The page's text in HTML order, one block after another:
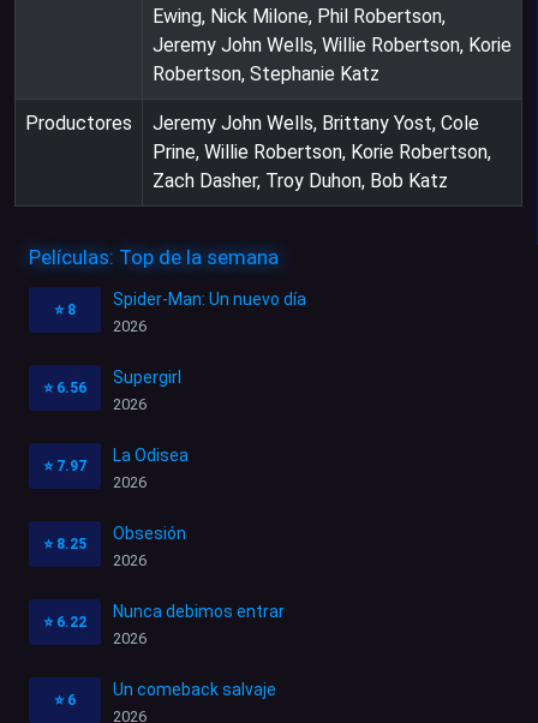
Ewing, Nick Milone, Phil Robertson,
Jeremy John Wells, Willie Robertson, Korie
Robertson, Stephanie Katz
Productores
Jeremy John Wells, Brittany Yost, Cole
Prine, Willie Robertson, Korie Robertson,
Zach Dasher, Troy Duhon, Bob Katz
Películas: Top de la semana
⭐ 8
Spider-Man: Un nuevo día
2026
⭐ 6.56
Supergirl
2026
⭐ 7.97
La Odisea
2026
⭐ 8.25
Obsesión
2026
⭐ 6.22
Nunca debimos entrar
2026
⭐ 6
Un comeback salvaje
2026